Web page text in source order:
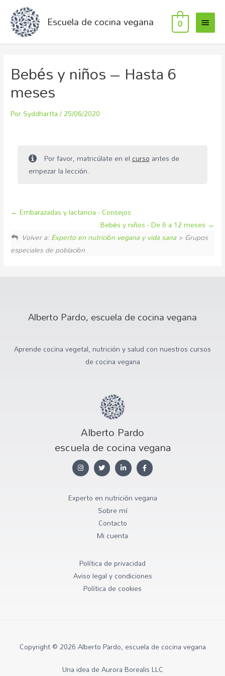
Escuela de cocina vegana 0
Bebés y niños – Hasta 6
meses
PorSyddhartta/25/06/2020
Por favor, matricúlate en elcursoantes de
empezar la lección.
Embarazadas y lactancia - Consejos
Bebés y niños - De 6 a 12 meses
Volver a:Experto en nutrición vegana y vida sana> Grupos
especiales de población
Alberto Pardo, escuela de cocina vegana
Aprende cocina vegetal, nutrición y salud con nuestros cursos
de cocina vegana
Alberto Pardo
escuela de cocina vegana
Experto en nutrición vegana
Sobre mí
Contacto
Mi cuenta
Política de privacidad
Aviso legal y condiciones
Política de cookies
Copyright © 2026 Alberto Pardo, escuela de cocina vegana
Una idea de Aurora Borealis LLC